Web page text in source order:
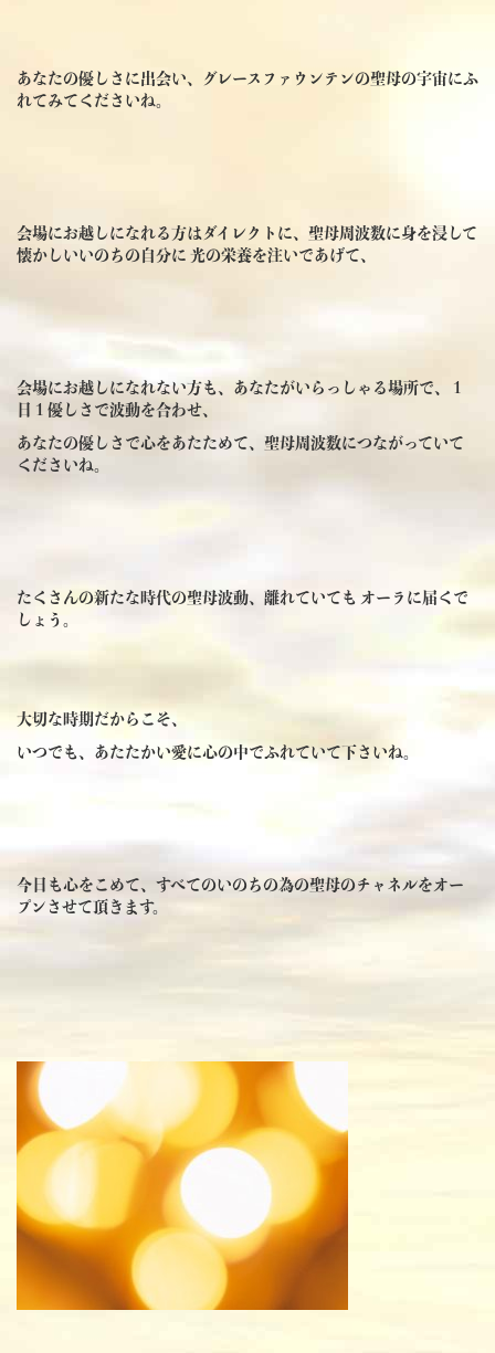
あなたの優しさに出会い、グレースファウンテンの聖母の宇宙にふ
れてみてくださいね。
会場にお越しになれる方はダイレクトに、聖母周波数に身を浸して
懐かしいいのちの自分に 光の栄養を注いであげて、
会場にお越しになれない方も、あなたがいらっしゃる場所で、１
日１優しさで波動を合わせ、
あなたの優しさで心をあたためて、聖母周波数につながっていて
くださいね。
たくさんの新たな時代の聖母波動、離れていても オーラに届くで
しょう。
大切な時期だからこそ、
いつでも、あたたかい愛に心の中でふれていて下さいね。
今日も心をこめて、すべてのいのちの為の聖母のチャネルをオー
プンさせて頂きます。